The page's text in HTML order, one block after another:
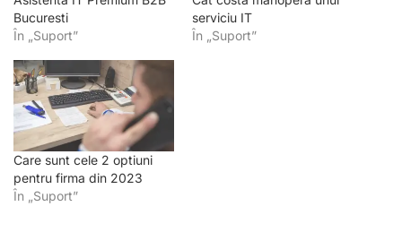
Bucuresti
În „Suport”
serviciu IT
În „Suport”
Care sunt cele 2 optiuni
pentru firma din 2023
În „Suport”